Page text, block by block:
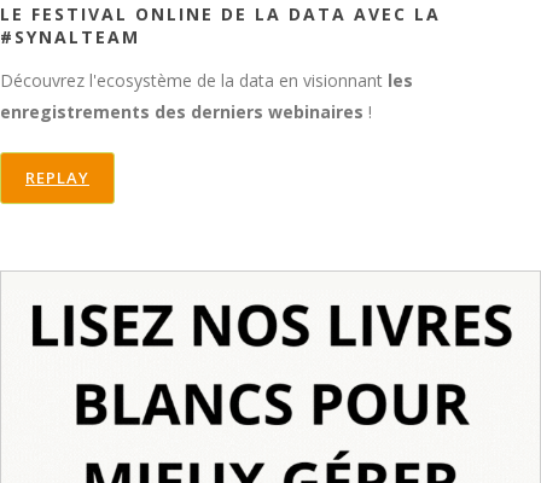
LE FESTIVAL ONLINE DE LA DATA AVEC LA
#SYNALTEAM
Découvrez l'ecosystème de la data en visionnant les
enregistrements des derniers webinaires !
REPLAY